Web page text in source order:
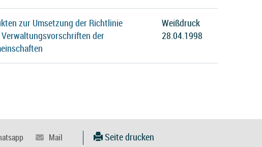
zur Umsetzung der Richtlinie
Verwaltungsvorschriften der
Weißdruck
28.04.1998
Seite drucken